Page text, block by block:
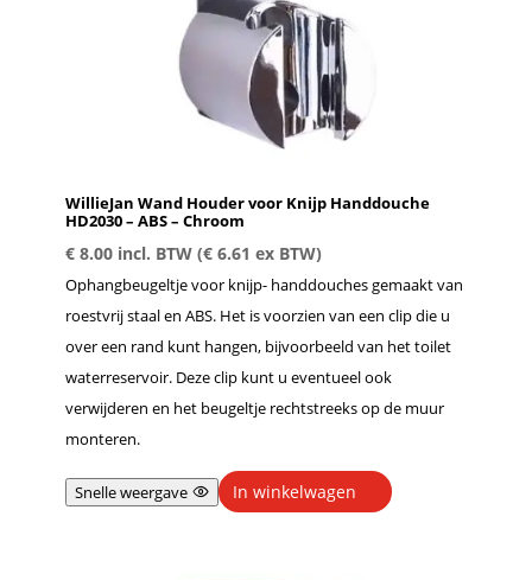
WillieJan Wand Houder voor Knijp Handdouche
HD2030 – ABS – Chroom
€8.00 incl. BTW (€6.61 ex BTW)
Ophangbeugeltje voor knijp- handdouches gemaakt van
roestvrij staal en ABS. Het is voorzien van een clip die u
over een rand kunt hangen, bijvoorbeeld van het toilet
waterreservoir. Deze clip kunt u eventueel ook
verwijderen en het beugeltje rechtstreeks op de muur
monteren.
Snelle weergave In winkelwagen